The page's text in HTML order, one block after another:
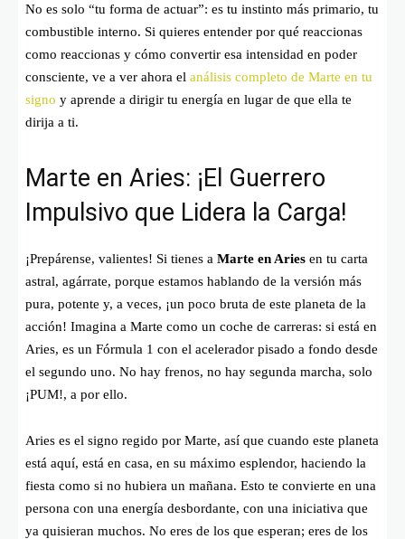
No es solo “tu forma de actuar”: es tu instinto más primario, tu
combustible interno. Si quieres entender por qué reaccionas
como reaccionas y cómo convertir esa intensidad en poder
consciente, ve a ver ahora el análisis completo de Marte en tu
signo y aprende a dirigir tu energía en lugar de que ella te
dirija a ti.
Marte en Aries: ¡El Guerrero
Impulsivo que Lidera la Carga!
¡Prepárense, valientes! Si tienes a Marte en Aries en tu carta
astral, agárrate, porque estamos hablando de la versión más
pura, potente y, a veces, ¡un poco bruta de este planeta de la
acción! Imagina a Marte como un coche de carreras: si está en
Aries, es un Fórmula 1 con el acelerador pisado a fondo desde
el segundo uno. No hay frenos, no hay segunda marcha, solo
¡PUM!, a por ello.
Aries es el signo regido por Marte, así que cuando este planeta
está aquí, está en casa, en su máximo esplendor, haciendo la
fiesta como si no hubiera un mañana. Esto te convierte en una
persona con una energía desbordante, con una iniciativa que
ya quisieran muchos. No eres de los que esperan; eres de los